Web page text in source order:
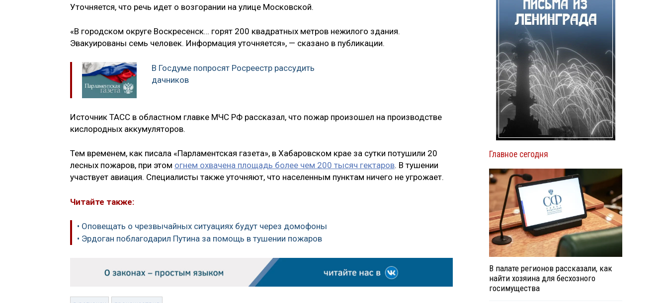
Уточняется, что речь идет о возгорании на улице Московской.
«В городском округе Воскресенск… горят 200 квадратных метров нежилого здания.
Эвакуированы семь человек. Информация уточняется», — сказано в публикации.
В Госдуме попросят Росреестр рассудить
дачников
Источник ТАСС в областном главке МЧС РФ рассказал, что пожар произошел на производстве
кислородных аккумуляторов.
Тем временем, как писала «Парламентская газета», в Хабаровском крае за сутки потушили 20
лесных пожаров, при этом огнем охвачена площадь более чем 200 тысяч гектаров. В тушении
участвует авиация. Специалисты также уточняют, что населенным пунктам ничего не угрожает.
Читайте также:
• Оповещать о чрезвычайных ситуациях будут через домофоны
• Эрдоган поблагодарил Путина за помощь в тушении пожаров
Главное сегодня
В палате регионов рассказали, как
найти хозяина для бесхозного
госимущества